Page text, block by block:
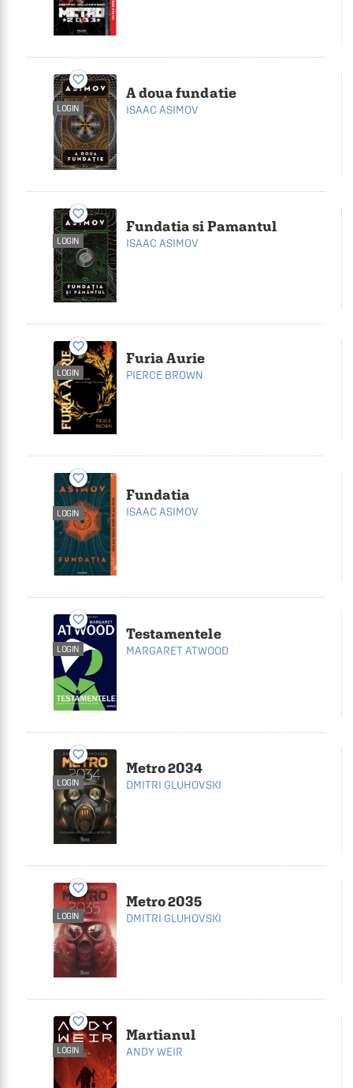
favorite_border
A doua fundatie
ISAAC ASIMOV
LOGIN
favorite_border
Fundatia si Pamantul
ISAAC ASIMOV
LOGIN
favorite_border
Furia Aurie
PIERCE BROWN
LOGIN
favorite_border
Fundatia
ISAAC ASIMOV
LOGIN
favorite_border
Testamentele
MARGARET ATWOOD
LOGIN
favorite_border
Metro 2034
DMITRI GLUHOVSKI
LOGIN
favorite_border
Metro 2035
DMITRI GLUHOVSKI
LOGIN
favorite_border
Martianul
ANDY WEIR
LOGIN